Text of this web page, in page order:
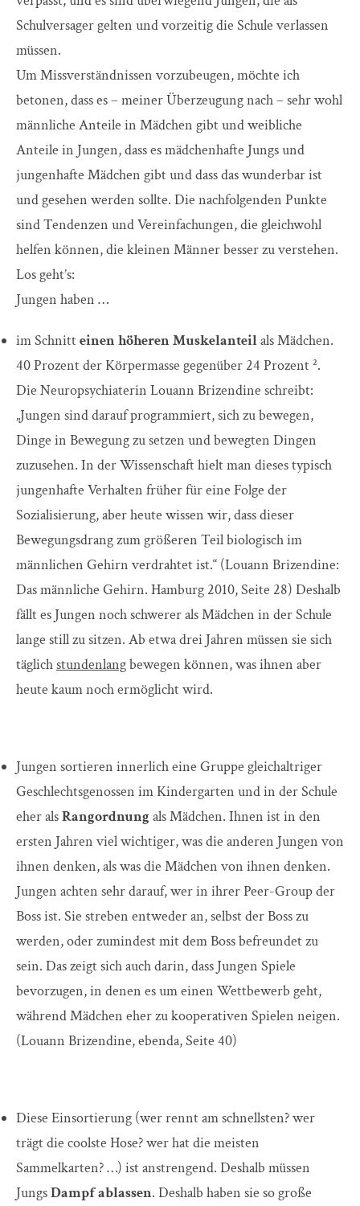
Schulversager gelten und vorzeitig die Schule verlassen
müssen.
Um Missverständnissen vorzubeugen, möchte ich
betonen, dass es – meiner Überzeugung nach – sehr wohl
männliche Anteile in Mädchen gibt und weibliche
Anteile in Jungen, dass es mädchenhafte Jungs und
jungenhafte Mädchen gibt und dass das wunderbar ist
und gesehen werden sollte. Die nachfolgenden Punkte
sind Tendenzen und Vereinfachungen, die gleichwohl
helfen können, die kleinen Männer besser zu verstehen.
Los geht’s:
Jungen haben …
im Schnitteinen höheren Muskelanteilals Mädchen.
40 Prozent der Körpermasse gegenüber 24 Prozent ².
Die Neuropsychiaterin Louann Brizendine schreibt:
„Jungen sind darauf programmiert, sich zu bewegen,
Dinge in Bewegung zu setzen und bewegten Dingen
zuzusehen. In der Wissenschaft hielt man dieses typisch
jungenhafte Verhalten früher für eine Folge der
Sozialisierung, aber heute wissen wir, dass dieser
Bewegungsdrang zum größeren Teil biologisch im
männlichen Gehirn verdrahtet ist.“ (Louann Brizendine:
Das männliche Gehirn. Hamburg 2010, Seite 28) Deshalb
fällt es Jungen noch schwerer als Mädchen in der Schule
lange still zu sitzen. Ab etwa drei Jahren müssen sie sich
täglichstundenlangbewegen können, was ihnen aber
heute kaum noch ermöglicht wird.
Jungen sortieren innerlich eine Gruppe gleichaltriger
Geschlechtsgenossen im Kindergarten und in der Schule
eher alsRangordnung als Mädchen. Ihnen ist in den
ersten Jahren viel wichtiger, was die anderen Jungen von
ihnen denken, als was die Mädchen von ihnen denken.
Jungen achten sehr darauf, wer in ihrer Peer-Group der
Boss ist. Sie streben entweder an, selbst der Boss zu
werden, oder zumindest mit dem Boss befreundet zu
sein. Das zeigt sich auch darin, dass Jungen Spiele
bevorzugen, in denen es um einen Wettbewerb geht,
während Mädchen eher zu kooperativen Spielen neigen.
(Louann Brizendine, ebenda, Seite 40)
Diese Einsortierung (wer rennt am schnellsten? wer
trägt die coolste Hose? wer hat die meisten
Sammelkarten? …) ist anstrengend. Deshalb müssen
JungsDampf ablassen. Deshalb haben sie so große